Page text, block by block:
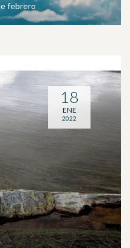
febrero
18
ENE
2022